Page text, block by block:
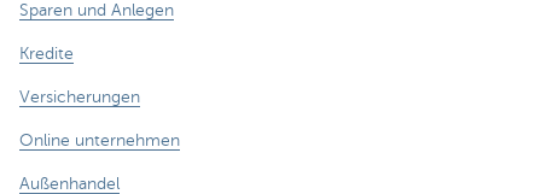
Sparen und Anlegen
Kredite
Versicherungen
Online unternehmen
Außenhandel